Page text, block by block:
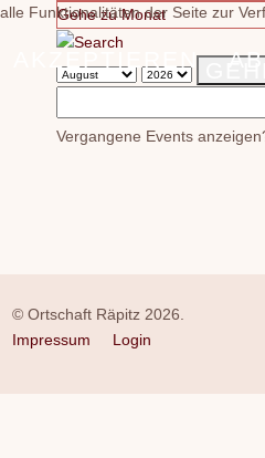
Gehe zu Monat
Vergangene Events
© Ortschaft Räpitz 2026.
Impressum
Login
alle Funktionalitäten der Seite zur
AKZEPTIEREN